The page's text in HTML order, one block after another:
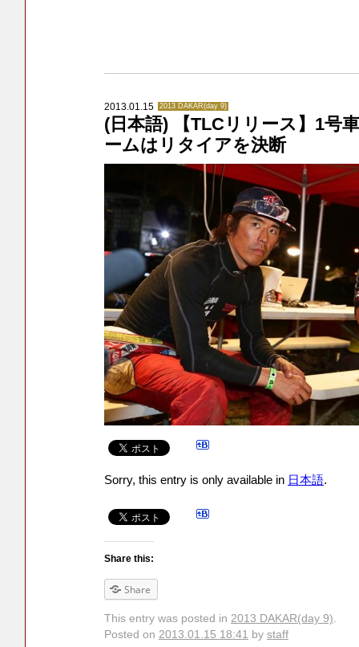
2013.01.15 2013 DAKAR(day 9)
(日本語) 【TLCリリース】1号
ームはリタイアを決断
Sorry, this entry is only available in 日本語.
Share this:
Share
This entry was posted in 2013 DAKAR(day 9)
Posted on 2013.01.15 18:41 by staff